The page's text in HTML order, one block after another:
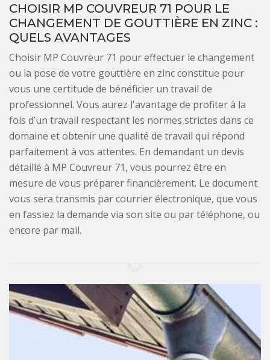
CHOISIR MP COUVREUR 71 POUR LE
CHANGEMENT DE GOUTTIÈRE EN ZINC :
QUELS AVANTAGES
Choisir MP Couvreur 71 pour effectuer le changement
ou la pose de votre gouttière en zinc constitue pour
vous une certitude de bénéficier un travail de
professionnel. Vous aurez l'avantage de profiter à la
fois d’un travail respectant les normes strictes dans ce
domaine et obtenir une qualité de travail qui répond
parfaitement à vos attentes. En demandant un devis
détaillé à MP Couvreur 71, vous pourrez être en
mesure de vous préparer financièrement. Le document
vous sera transmis par courrier électronique, que vous
en fassiez la demande via son site ou par téléphone, ou
encore par mail.